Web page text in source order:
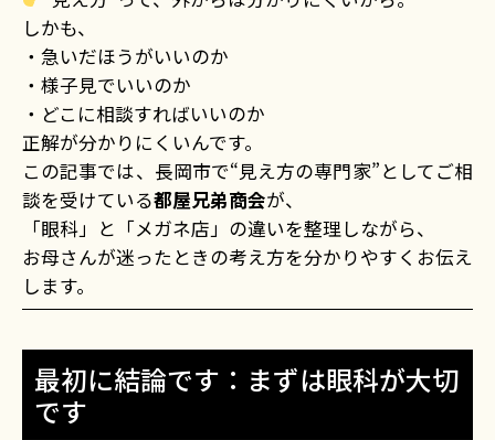
しかも、
・急いだほうがいいのか
・様子見でいいのか
・どこに相談すればいいのか
正解が分かりにくいんです。
この記事では、長岡市で“見え方の専門家”としてご相
談を受けている都屋兄弟商会が、
「眼科」と「メガネ店」の違いを整理しながら、
お母さんが迷ったときの考え方を分かりやすくお伝え
します。
最初に結論です：まずは眼科が大切
です